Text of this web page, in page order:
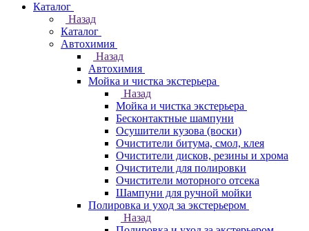
Каталог
Назад
Каталог
Автохимия
Назад
Автохимия
Мойка и чистка экстерьера
Назад
Мойка и чистка экстерьера
Бесконтактные шампуни
Осушители кузова (воски)
Очистители битума, смол, клея
Очистители дисков, резины и хрома
Очистители для полировки
Очистители моторного отсека
Шампуни для ручной мойки
Полировка и уход за экстерьером
Назад